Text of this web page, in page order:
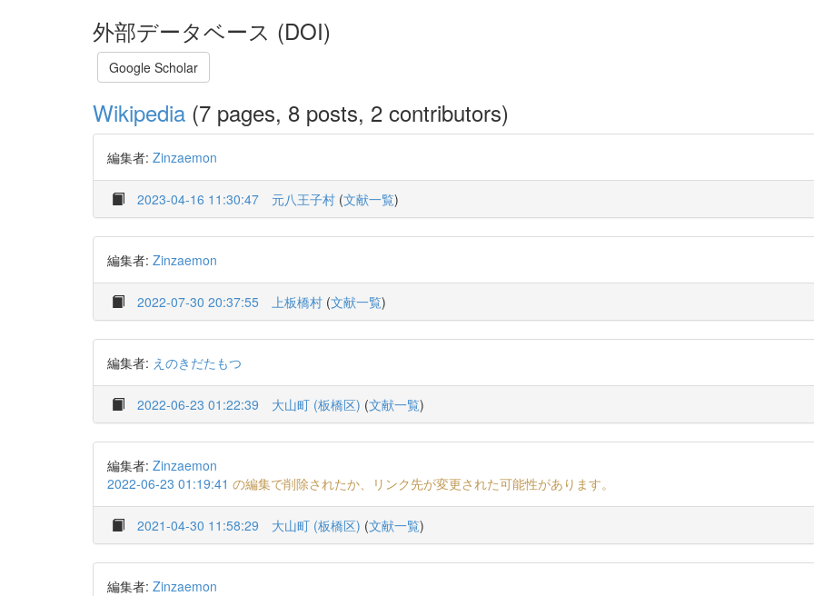
外部データベース (DOI)
Google Scholar
Wikipedia (7 pages, 8 posts, 2 contributors)
編集者: Zinzaemon
2023-04-16 11:30:47 元八王子村 (文献一覧)
編集者: Zinzaemon
2022-07-30 20:37:55 上板橋村 (文献一覧)
編集者: えのきだたもつ
2022-06-23 01:22:39 大山町 (板橋区) (文献一覧)
編集者: Zinzaemon
2022-06-23 01:19:41 の編集で削除されたか、リンク先が変更された可能性があります。
2021-04-30 11:58:29 大山町 (板橋区) (文献一覧)
編集者: Zinzaemon